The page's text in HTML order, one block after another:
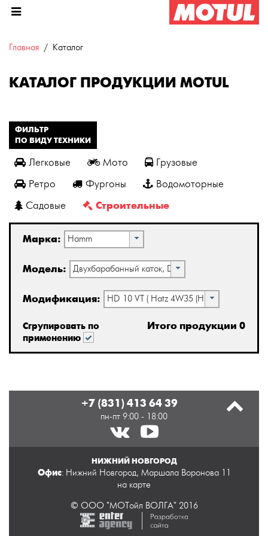
Главная Каталог
КАТАЛОГ ПРОДУКЦИИ MOTUL
ФИЛЬТР
ПО ВИДУ ТЕХНИКИ
Легковые Мото
Грузовые
Ретро
Фургоны
Водомоторные
Садовые
Строительные
Марка: Hamm
Модель: Двухбарабанный каток, DV/HD
Модификация: HD 10 VT ( Hatz 4W35 (H1710001 ->;) )
Сгрупировать по
применению
Итого продукции 0
+7 (831) 413 64 39
пн-пт 9:00 - 18:00
НИЖНИЙ НОВГОРОД
Офис: Нижний Новгород, Маршала Воронова 11
на карте
© ООО "МОТойл ВОЛГА" 2016